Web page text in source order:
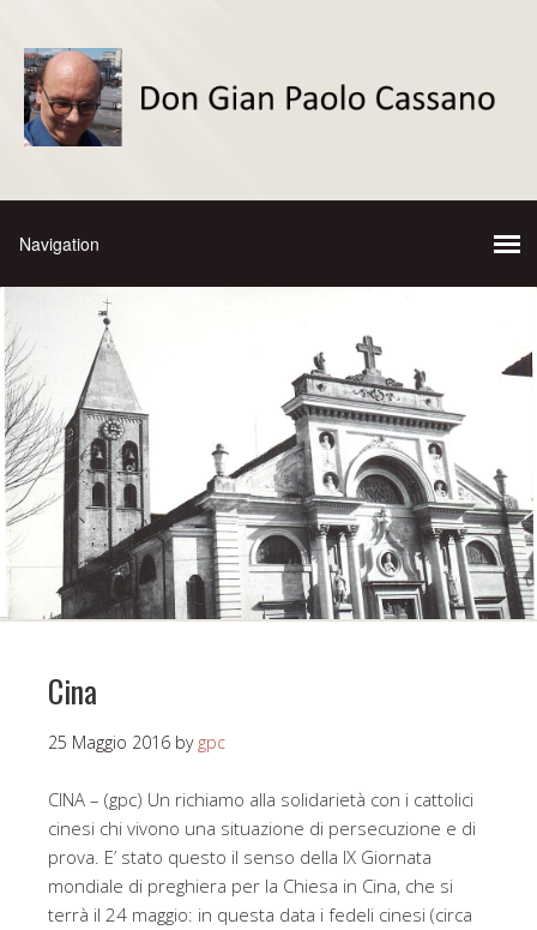
Cina
25 Maggio 2016 by gpc
CINA – (gpc) Un richiamo alla solidarietà con i cattolici
cinesi chi vivono una situazione di persecuzione e di
prova. E’ stato questo il senso della IX Giornata
mondiale di preghiera per la Chiesa in Cina, che si
terrà il 24 maggio: in questa data i fedeli cinesi (circa